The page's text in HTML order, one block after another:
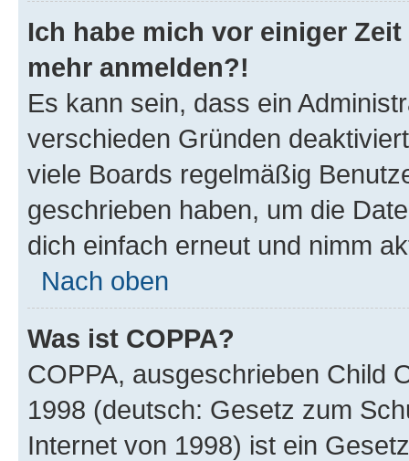
Ich habe mich vor einiger
mehr anmelden?!
Es kann sein, dass ein
verschieden Gründen
viele Boards regelmäßig
geschrieben haben, um die
dich einfach erneut und nimm
Nach oben
Was ist COPPA?
COPPA, ausgeschrieben Child
1998 (deutsch: Gesetz zum
Internet von 1998) ist ein